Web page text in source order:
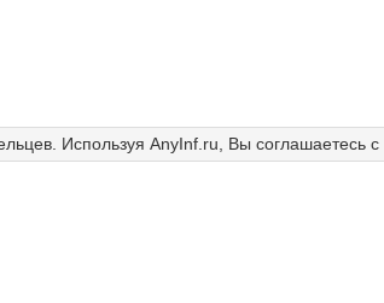
Используя AnyInf.ru, Вы соглашаетесь с